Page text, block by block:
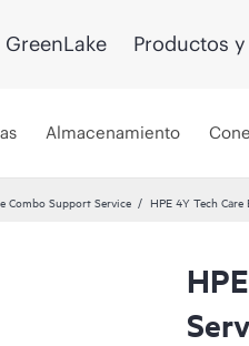
GreenLake Productos
Almacenamiento
Combo Support Service HPE 4Y Tech